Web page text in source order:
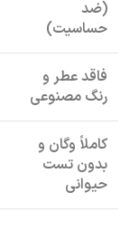
(ضد
حساسیت)
فاقد عطر و
رنگ مصنوعی
کاملاً وگان و
بدون تست
حیوانی